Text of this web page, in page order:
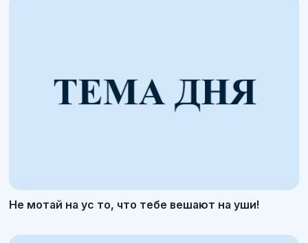
Не мотай на ус то, что тебе вешают на уши!